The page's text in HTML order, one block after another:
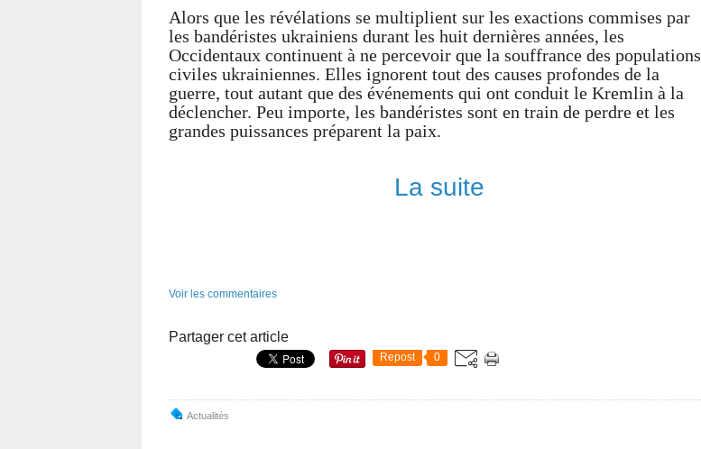
Alors que les révélations se multiplient sur les exactions commises par
les bandéristes ukrainiens durant les huit dernières années, les
Occidentaux continuent à ne percevoir que la souffrance des populations
civiles ukrainiennes. Elles ignorent tout des causes profondes de la
guerre, tout autant que des événements qui ont conduit le Kremlin à la
déclencher. Peu importe, les bandéristes sont en train de perdre et les
grandes puissances préparent la paix.
La suite
Voir les commentaires
Partager cet article
Repost 0
Actualités